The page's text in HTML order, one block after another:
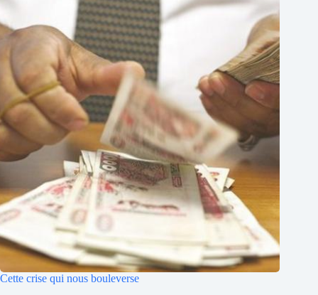
Cette crise qui nous bouleverse